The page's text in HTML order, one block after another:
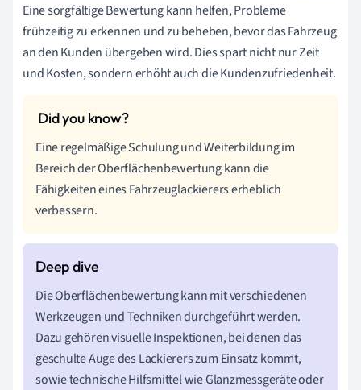
Eine sorgfältige Bewertung kann helfen, Probleme
frühzeitig zu erkennen und zu beheben, bevor das Fahrzeug
an den Kunden übergeben wird. Dies spart nicht nur Zeit
und Kosten, sondern erhöht auch die Kundenzufriedenheit.
Eine regelmäßige Schulung und Weiterbildung im
Bereich der Oberflächenbewertung kann die
Fähigkeiten eines Fahrzeuglackierers erheblich
verbessern.
Die Oberflächenbewertung kann mit verschiedenen
Werkzeugen und Techniken durchgeführt werden.
Dazu gehören visuelle Inspektionen, bei denen das
geschulte Auge des Lackierers zum Einsatz kommt,
sowie technische Hilfsmittel wie Glanzmessgeräte oder